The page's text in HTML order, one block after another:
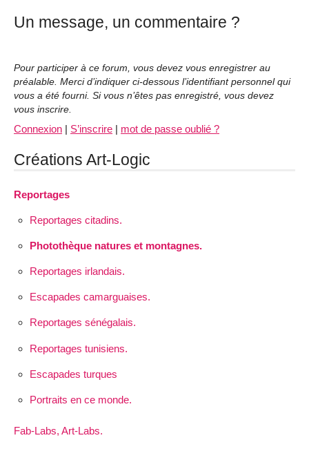
Un message, un commentaire ?
Pour participer à ce forum, vous devez vous enregistrer au
préalable. Merci d’indiquer ci-dessous l’identifiant personnel qui
vous a été fourni. Si vous n’êtes pas enregistré, vous devez
vous inscrire.
Connexion | S’inscrire | mot de passe oublié ?
Créations Art-Logic
Reportages
Reportages citadins.
Photothèque natures et montagnes.
Reportages irlandais.
Escapades camarguaises.
Reportages sénégalais.
Reportages tunisiens.
Escapades turques
Portraits en ce monde.
Fab-Labs, Art-Labs.